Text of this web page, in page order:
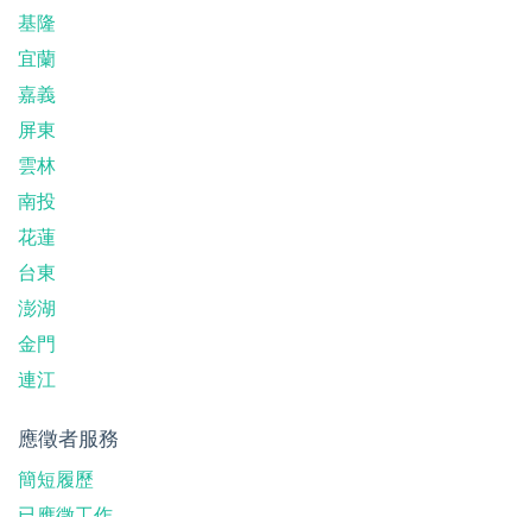
基隆
宜蘭
嘉義
屏東
雲林
南投
花蓮
台東
澎湖
金門
連江
應徵者服務
簡短履歷